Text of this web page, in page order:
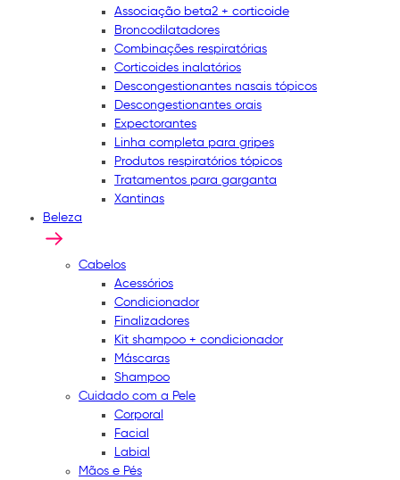
Associação beta2 + corticoide
Broncodilatadores
Combinações respiratórias
Corticoides inalatórios
Descongestionantes nasais tópicos
Descongestionantes orais
Expectorantes
Linha completa para gripes
Produtos respiratórios tópicos
Tratamentos para garganta
Xantinas
Beleza
Cabelos
Acessórios
Condicionador
Finalizadores
Kit shampoo + condicionador
Máscaras
Shampoo
Cuidado com a Pele
Corporal
Facial
Labial
Mãos e Pés